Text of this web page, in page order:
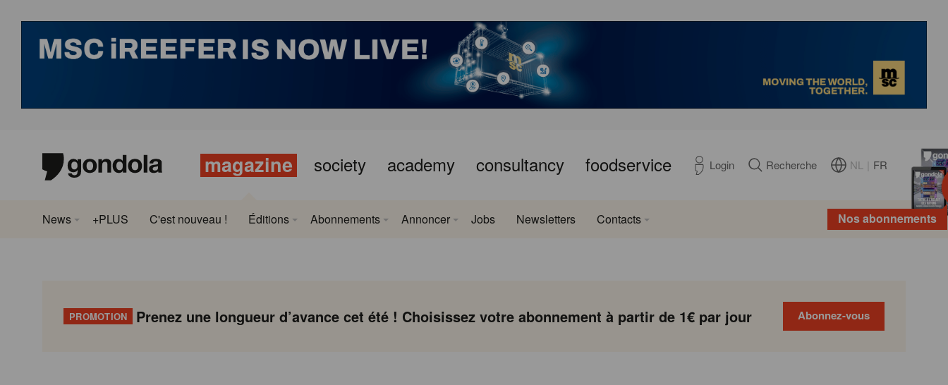
magazine society academy consultancy foodservice Login Recherche NL FR
Nos abonnements
News +PLUS C'est nouveau ! Éditions Abonnements Annoncer Jobs Newsletters Contacts
PROMOTION Prenez une longueur d’avance cet été ! Choisissez votre abonnement à partir de 1€ par jour Abonnez-vous